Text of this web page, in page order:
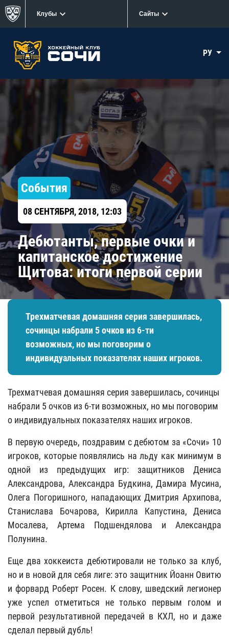
Клубы Сайты
РУ
События
08 СЕНТЯБРЯ, 2018, 12:03
Дебютанты, первые очки и
капитанское достижение
Щитова: итоги первой серии
Трехматчевая домашняя серия завершилась,
сочинцы набрали 5 очков из 6-ти
возможных, но мы поговорим о
индивидуальных показателях наших игроков.
Трехматчевая домашняя серия завершилась, сочинцы
набрали 5 очков из 6-ти возможных, но мы поговорим
о индивидуальных показателях наших игроков.
В первую очередь, поздравим с дебютом за «Сочи» 10
игроков, которые появлялись на льду как минимум в
одной из предыдущих игр: защитников Дениса
Александрова, Александра Будкина, Дамира Мусина,
Олега Погоришного, нападающих Дмитрия Архипова,
Станислава Бочарова, Кирилла Капустина, Дениса
Мосалева, Артема Подшендялова и Александра
Полунина.
Еще два хоккеиста дебютировали не только за клуб,
но и в новой для себя лиге: это защитник Йоанн Овитю
и форвард Роберт Росен. К слову, шведский легионер
уже успел отметиться не только первым голом и
первой результативной передачей в КХЛ, но и даже
сделал первый дубль!